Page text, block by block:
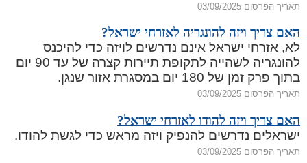
תאריך הפרסום 03/09/2025
האם צריך ויזה להונגריה לאזרחי ישראל?
לא, אזרחי ישראל אינם נדרשים לויזה כדי להיכנס
להונגריה לשהייה לתקופת תיירות קצרה של עד 90 יום
בתוך פרק זמן של 180 יום במסגרת אזור שנגן.
תאריך הפרסום 03/09/2025
האם צריך ויזה להודו לאזרחי ישראל?
ישראלים נדרשים להנפיק ויזה מראש כדי לגשת להודו.
תאריך הפרסום 03/09/2025